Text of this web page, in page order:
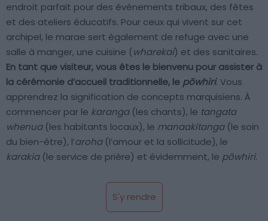
endroit parfait pour des événements tribaux, des fêtes
et des ateliers éducatifs. Pour ceux qui vivent sur cet
archipel, le marae sert également de refuge avec une
salle à manger, une cuisine (wharekai) et des sanitaires.
En tant que visiteur, vous êtes le bienvenu pour assister à
la cérémonie d’accueil traditionnelle, le pōwhiri. Vous
apprendrez la signification de concepts marquisiens. À
commencer par le karanga(les chants), le tangata
whenua(les habitants locaux), le manaakitanga(le soin
du bien-être), l’aroha(l’amour et la sollicitude), le
karakia(le service de prière) et évidemment, le pōwhiri.
S'y rendre